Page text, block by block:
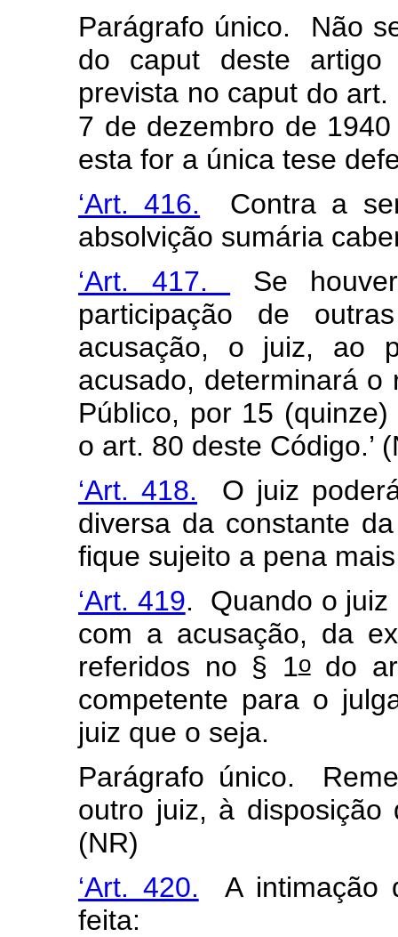
Parágrafo único. Não
do caput deste artigo
prevista no caput do art.
7 de dezembro de
esta for a única tese
‘Art. 416. Contra a
absolvição sumária
‘Art. 417.
Se
participação de
acusação, o juiz, ao
acusado, determinará o
Público, por 15
o art. 80 deste Código.’
‘Art. 418. O juiz
diversa da constante
fique sujeito a pena
‘Art. 419. Quando o juiz
com a acusação, da
referidos no § 1odo
competente para o
juiz que o seja.
Parágrafo único.
outro juiz, à disposição
(NR)
‘Art. 420. A intimação
feita: